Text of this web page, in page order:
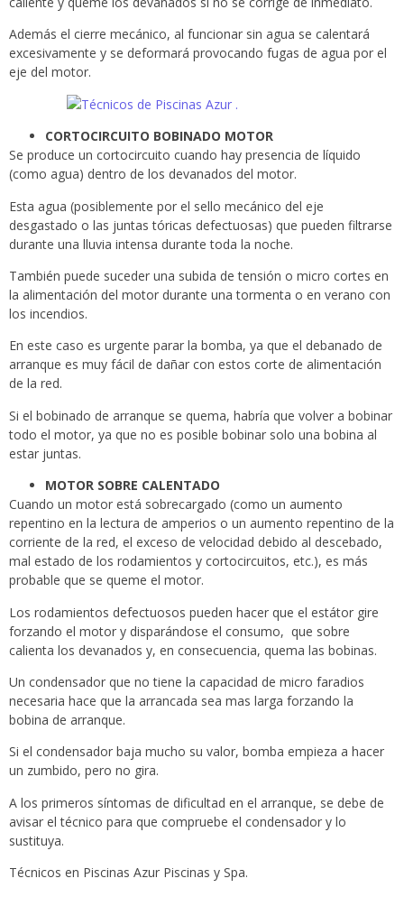
Además el cierre mecánico, al funcionar sin agua se calentará
excesivamente y se deformará provocando fugas de agua por el
eje del motor.
CORTOCIRCUITO BOBINADO MOTOR
Se produce un cortocircuito cuando hay presencia de líquido
(como agua) dentro de los devanados del motor.
Esta agua (posiblemente por el sello mecánico del eje
desgastado o las juntas tóricas defectuosas) que pueden filtrarse
durante una lluvia intensa durante toda la noche.
También puede suceder una subida de tensión o micro cortes en
la alimentación del motor durante una tormenta o en verano con
los incendios.
En este caso es urgente parar la bomba, ya que el debanado de
arranque es muy fácil de dañar con estos corte de alimentación
de la red.
Si el bobinado de arranque se quema, habría que volver a bobinar
todo el motor, ya que no es posible bobinar solo una bobina al
estar juntas.
MOTOR SOBRE CALENTADO
Cuando un motor está sobrecargado (como un aumento
repentino en la lectura de amperios o un aumento repentino de la
corriente de la red, el exceso de velocidad debido al descebado,
mal estado de los rodamientos y cortocircuitos, etc.), es más
probable que se queme el motor.
Los rodamientos defectuosos pueden hacer que el estátor gire
forzando el motor y disparándose el consumo, que sobre
calienta los devanados y, en consecuencia, quema las bobinas.
Un condensador que no tiene la capacidad de micro faradios
necesaria hace que la arrancada sea mas larga forzando la
bobina de arranque.
Si el condensador baja mucho su valor, bomba empieza a hacer
un zumbido, pero no gira.
A los primeros síntomas de dificultad en el arranque, se debe de
avisar el técnico para que compruebe el condensador y lo
sustituya.
Técnicos en Piscinas Azur Piscinas y Spa.